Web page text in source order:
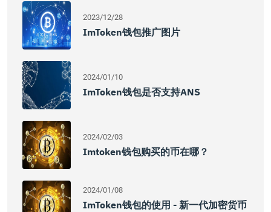
2023/12/28
ImToken钱包推广图片
2024/01/10
ImToken钱包是否支持ANS
2024/02/03
Imtoken钱包购买的币在哪？
2024/01/08
ImToken钱包的使用 - 新一代加密货币